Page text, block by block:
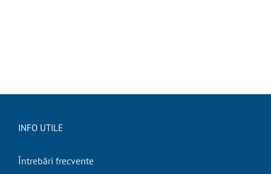
INFO UTILE
Întrebări frecvente